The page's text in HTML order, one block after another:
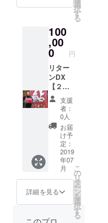
日、 こ
里で行
われる
鮎の塩
焼き食
べ放題
企画に
ご招待
☆ ※ご
家族・
お友達
４名様
までご
招待！
選
択
す
る
100
,00
0 円
リター
ンDX
【２０
１９年
５月２
４日
（金）
・２５
（土）
・２６
（日）
】 のい
づれか
の日、
こぶし
支援
者：
0人
お届
け予
定：
2019
年07
月
詳細を見る
こ
の
リ
タ
ー
ン
を
選
択
す
る